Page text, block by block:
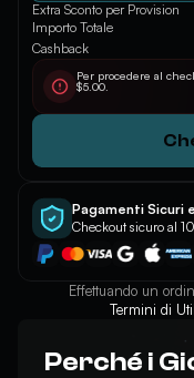
Extra Sconto per Provision
Importo Totale
Cashback
Per procedere al
$5.00.
Pagamenti Sicuri
Checkout sicuro al
Effettuando un
Termini di
Perché i